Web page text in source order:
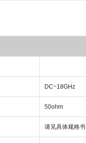
DC~18GHz
50ohm
请见具体规格书